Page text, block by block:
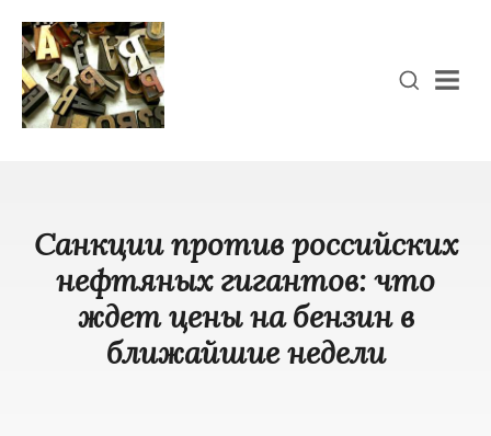
Санкции против российских
нефтяных гигантов: что
ждет цены на бензин в
ближайшие недели